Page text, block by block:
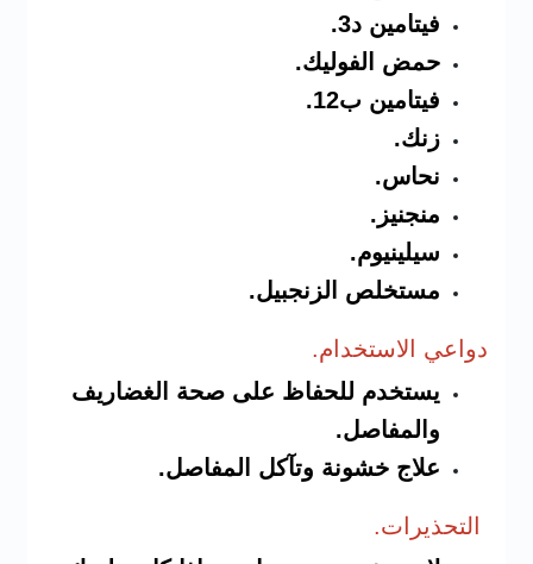
فيتامين د3.
حمض الفوليك.
فيتامين ب12.
زنك.
نحاس.
منجنيز.
سيلينيوم.
مستخلص الزنجبيل.
دواعي الاستخدام.
يستخدم للحفاظ على صحة الغضاريف
والمفاصل.
علاج خشونة وتآكل المفاصل.
التحذيرات.